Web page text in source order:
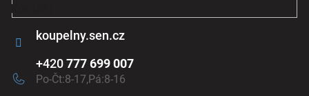
Kontakt
+420777 699 007
Po-Čt:8-17,Pá:8-16
koupelny.sen.cz